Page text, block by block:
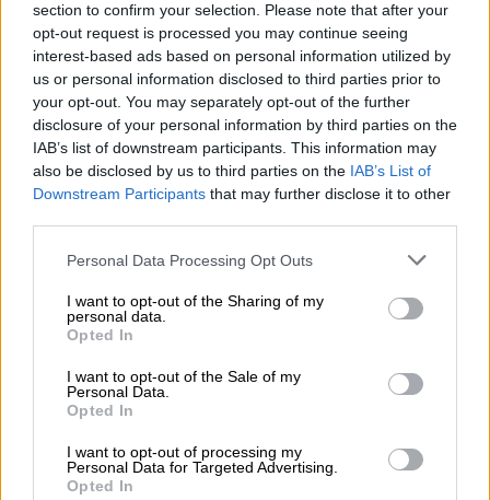
section to confirm your selection. Please note that after your
opt-out request is processed you may continue seeing
interest-based ads based on personal information utilized by
us or personal information disclosed to third parties prior to
your opt-out. You may separately opt-out of the further
disclosure of your personal information by third parties on the
IAB’s list of downstream participants. This information may
also be disclosed by us to third parties on the IAB’s List of
Downstream Participants that may further disclose it to other
Personal Data Processing Opt Outs
I want to opt-out of the Sharing of my
personal data.
Opted In
I want to opt-out of the Sale of my
Personal Data.
Opted In
I want to opt-out of processing my
Personal Data for Targeted Advertising.
Opted In
Sánchez anuncia una ampliación de
100 euros para los estudiantes que
ostentan becas
OPINIONES DIVERSAS
es consciente del riesgo de
una tercera guerra mundial?